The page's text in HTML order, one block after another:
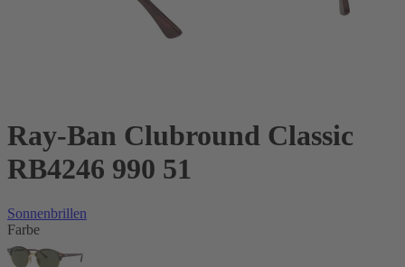
Ray-Ban Clubround Classic
RB4246 990 51
Sonnenbrillen
Farbe